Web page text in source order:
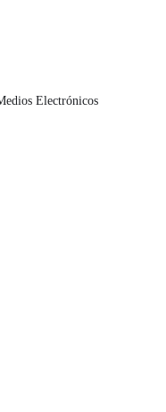
Electrónicos